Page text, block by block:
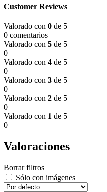
Customer Reviews
Valorado con 0 de 5
0 comentarios
Valorado con 5 de 5
0
Valorado con 4 de 5
0
Valorado con 3 de 5
0
Valorado con 2 de 5
0
Valorado con 1 de 5
0
Valoraciones
Borrar filtros
Sólo con imágenes